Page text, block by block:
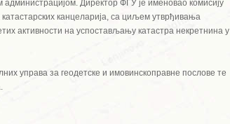
Директор ФГУ је именовао комисију
канцеларија, са циљем утврђивања
активности на успостављању катастра некретнина у
управа за геодетске и имовинскоправне послове те